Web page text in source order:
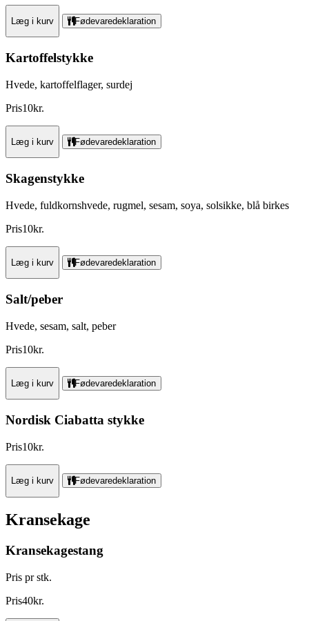
Læg i kurv Fødevaredeklaration
Kartoffelstykke
Hvede, kartoffelflager, surdej
Pris10kr.
Læg i kurv Fødevaredeklaration
Skagenstykke
Hvede, fuldkornshvede, rugmel, sesam, soya, solsikke, blå birkes
Pris10kr.
Læg i kurv Fødevaredeklaration
Salt/peber
Hvede, sesam, salt, peber
Pris10kr.
Læg i kurv Fødevaredeklaration
Nordisk Ciabatta stykke
Pris10kr.
Læg i kurv Fødevaredeklaration
Kransekage
Kransekagestang
Pris pr stk.
Pris40kr.